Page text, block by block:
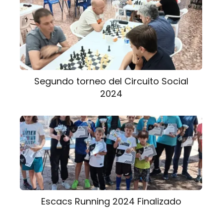
Segundo torneo del Circuito Social
2024
Escacs Running 2024 Finalizado